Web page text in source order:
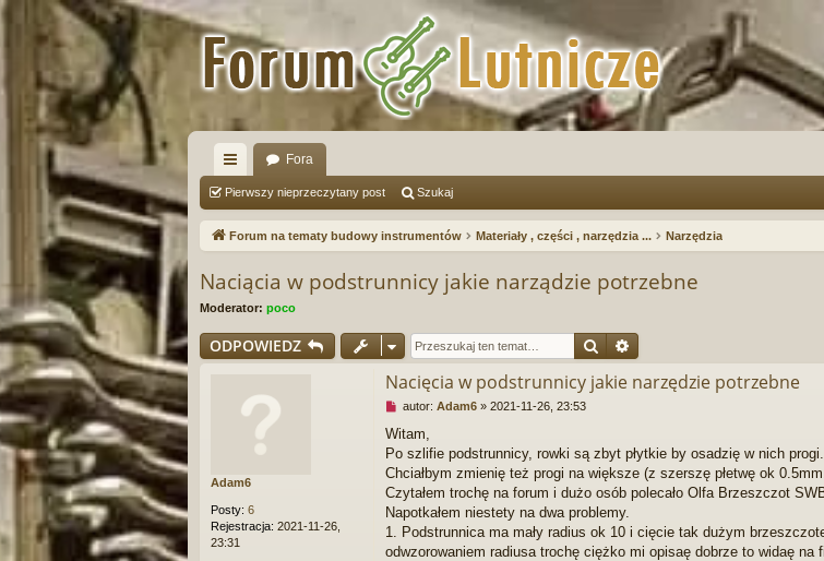
ię
ce
…
Fora
Pierwszy nieprzeczytany post Szukaj
Forum na tematy budowy instrumentów Materiały , części , narzędzia ... Narzędzia
Naciącia w podstrunnicy jakie narządzie potrzebne
Moderator: poco
ODPOWIEDZ Szukaj
Adam6
Posty: 6
Rejestracja: 2021-11-26,
23:31
Nacięcia w podstrunnicy jakie narzędzie potrzebne
N
e
p
r
e
c
z
y
autor: Adam6» 2021-11-26, 23:53
Witam,
Po szlifie podstrunnicy, rowki są zbyt płytkie by osadzię w nich progi.
Chciałbym zmienię też progi na większe (z szerszę płetwę ok
Czytałem trochę na forum i dużo osób polecało Olfa Brzeszczot
Napotkałem niestety na dwa problemy.
1. Podstrunnica ma mały radius ok 10 i cięcie tak dużym
odwzorowaniem radiusa trochę ciężko mi opisaę dobrze to widaę na